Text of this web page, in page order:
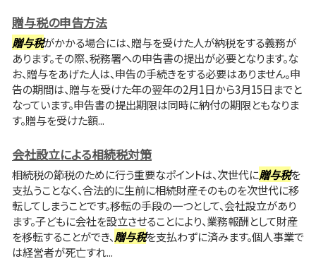
贈与税の申告方法
贈与税がかかる場合には、贈与を受けた人が納税をする義務が
あります。その際、税務署への申告書の提出が必要となります。な
お、贈与をあげた人は、申告の手続きをする必要はありません。申
告の期間は、贈与を受けた年の翌年の2月1日から3月15日までと
なっています。申告書の提出期限は同時に納付の期限ともなりま
す。贈与を受けた額...
会社設立による相続税対策
相続税の節税のために行う重要なポイントは、次世代に贈与税を
支払うことなく、合法的に生前に相続財産そのものを次世代に移
転してしまうことです。移転の手段の一つとして、会社設立があり
ます。子どもに会社を設立させることにより、業務報酬として財産
を移転することができ、贈与税を支払わずに済みます。個人事業で
は経営者が死亡すれ...